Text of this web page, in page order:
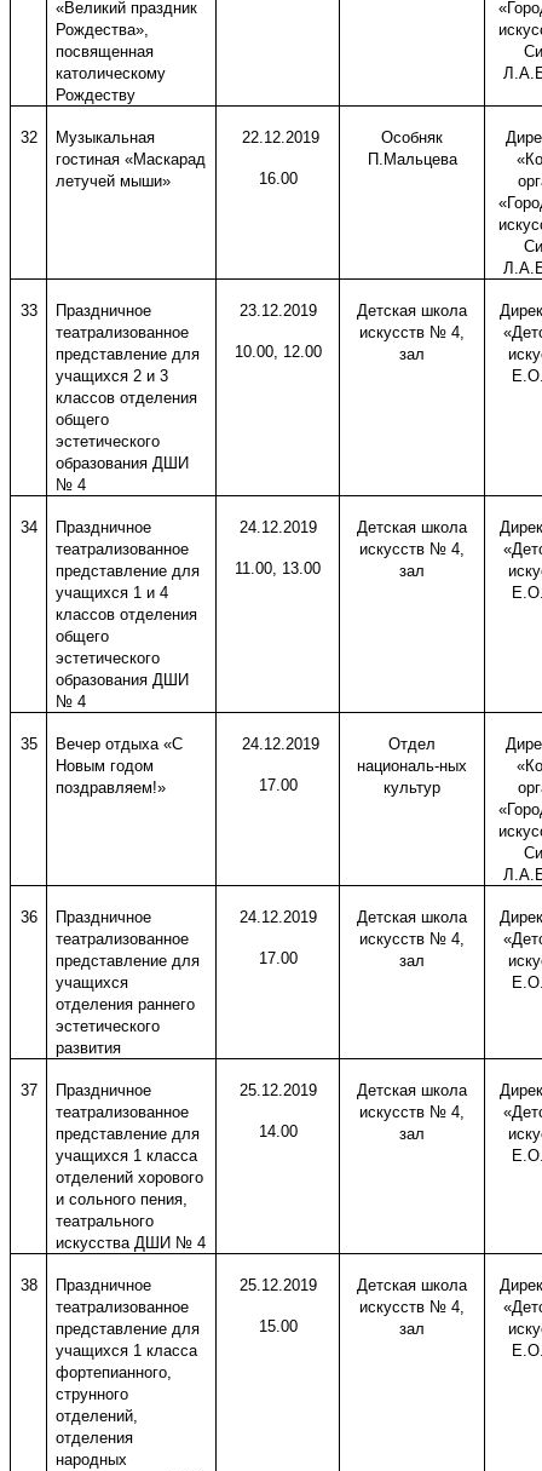
«Великий праздник
Рождества»,
посвященная
католическому
Рождеству
32
Музыкальная
гостиная «Маскарад
летучей мыши»
22.12.2019
16.00
Особняк
П.Мальцева
33
Праздничное
театрализованное
представление для
учащихся 2 и 3
классов отделения
общего
эстетического
образования ДШИ
№ 4
23.12.2019
10.00, 12.00
Детская школа
искусств № 4,
зал
34
Праздничное
театрализованное
представление для
учащихся 1 и 4
классов отделения
общего
эстетического
образования ДШИ
№ 4
24.12.2019
11.00, 13.00
Детская школа
искусств № 4,
зал
35
Вечер отдыха «С
Новым годом
поздравляем!»
24.12.2019
17.00
Отдел
националь-ных
культур
36
Праздничное
театрализованное
представление для
учащихся
отделения раннего
эстетического
развития
24.12.2019
17.00
Детская школа
искусств № 4,
зал
37
Праздничное
театрализованное
представление для
учащихся 1 класса
отделений хорового
и сольного пения,
театрального
искусства ДШИ № 4
25.12.2019
14.00
Детская школа
искусств № 4,
зал
38
Праздничное
театрализованное
представление для
учащихся 1 класса
фортепианного,
струнного
отделений,
отделения
народных
25.12.2019
15.00
Детская школа
искусств № 4,
зал